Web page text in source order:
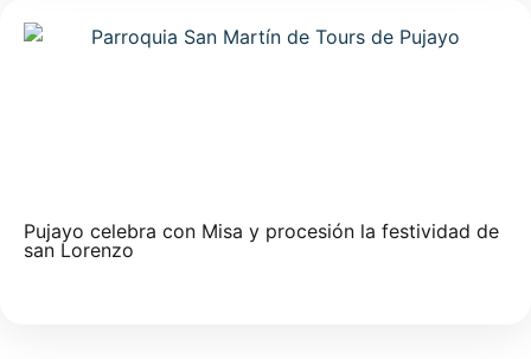
Pujayo celebra con Misa y procesión la festividad de
san Lorenzo